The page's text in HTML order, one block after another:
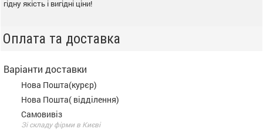
гідну якість і вигідні ціни!
Оплата та доставка
Варіанти доставки
Нова Пошта(курєр)
Нова Пошта( відділення)
Самовивіз
Зі складу фірми в Києві